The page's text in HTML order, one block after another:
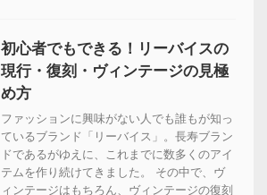
初心者でもできる！リーバイスの
現行・復刻・ヴィンテージの見極
め方
ファッションに興味がない人でも誰もが知っ
ているブランド「リーバイス」。長寿ブラン
ドであるがゆえに、これまでに数多くのアイ
テムを作り続けてきました。 その中で、ヴ
ィンテージはもちろん、ヴィンテージの復刻